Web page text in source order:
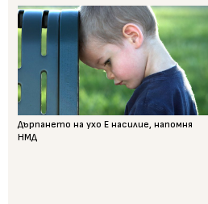
Дърпането на ухо Е насилие, напомня
НМД